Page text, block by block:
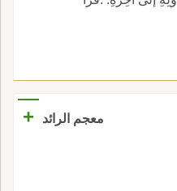
معجم الرائد +